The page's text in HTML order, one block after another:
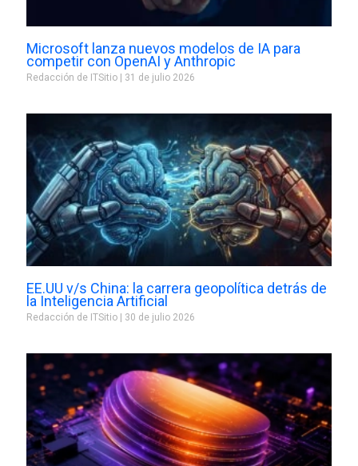
Microsoft lanza nuevos modelos de IA para
competir con OpenAI y Anthropic
Redacción de ITSitio 31 de julio 2026
EE.UU v/s China: la carrera geopolítica detrás de
la Inteligencia Artificial
Redacción de ITSitio 30 de julio 2026